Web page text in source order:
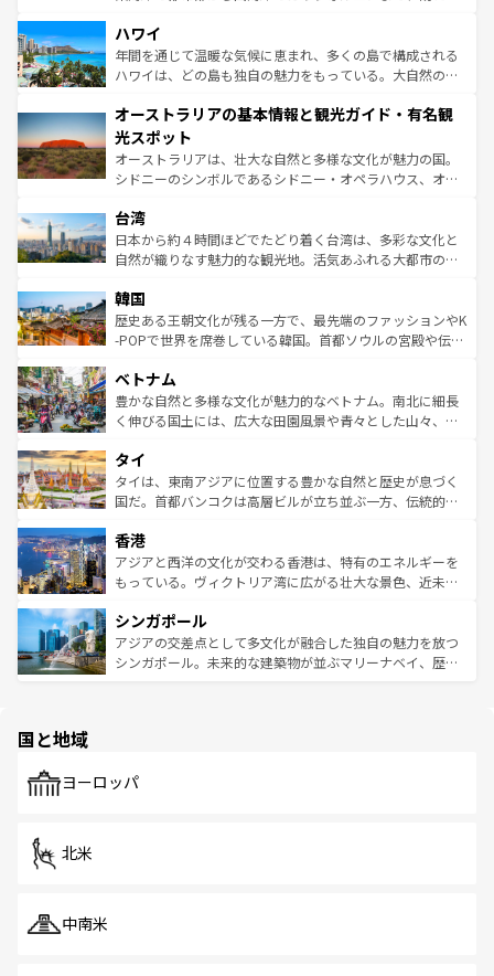
着のスイス情報は
のような巨大都市は、観光、ショッピング、エンターテイ
ンメントが詰まった刺激的なスポットだ。一方、アメリカ
西部には大自然が広がり、グランドキャニオンやイエロー
部のニューオーリンズでは、音楽と美食が融合した独特の
文化が魅力。旅行者はアメリカの各地域で異なる魅力を楽
しみながら、その多様性と豊かな歴史を感じることができ
るだろう。車でのロードトリップや列車の旅も、アメリカ
情報は
ハワイ
年間を通じて温暖な気候に恵まれ、多くの島で構成される
ハワイは、どの島も独自の魅力をもっている。大自然の神
ワイ島は見逃せない。また、定番の観光地といえばオアフ
島だが、静かな自然を求めるならマウイ島やカウアイ島が
おすすめ。エメラルドグリーンに輝く海をはじめ、豊かな
文化や歴史が息づいている。「アロハスピリット」と呼ば
人々、おいしいローカルフードやハワイアンミュージッ
ク、伝統的なフラダンスなど、すべてがハワイの魅力を彩
っている。訪れるたびに新しい発見と感動が待っているハ
はコンテンツ一覧
オーストラリアの基本情報と観光ガイド・有名観
光スポット
オーストラリアは、壮大な自然と多様な文化が魅力の国。
シドニーのシンボルであるシドニー・オペラハウス、オー
リアリーフや大陸中央部にそびえるウルル（エアーズロッ
ク）、タスマニアの美しい原生林やケアンズの熱帯雨林な
ど、見どころがたくさん。また、カフェやワイン、オージ
いる。アクティビティも充実しており、サーフィンやダイ
ビング、ハイキングなど、アウトドア好きにはたまらな
い。オーストラリアの多彩な魅力を存分に味わいつくそ
参照してほしい。
台湾
日本から約４時間ほどでたどり着く台湾は、多彩な文化と
自然が織りなす魅力的な観光地。活気あふれる大都市の台
ン）、静ひつな山岳地帯である台湾東部など、都市の喧騒
と山間の静けさが共存しており、訪れる人に新しい発見と
驚きをもたらしてくれる。また、奥深い台湾の食文化も魅
容にもいいと評判のスイーツなど、バラエティ豊かな料理
が味わえる。 なお、新着の台湾情報は コンテンツ一覧を参
照してほしい。
韓国
歴史ある王朝文化が残る一方で、最先端のファッションやK
-POPで世界を席巻している韓国。首都ソウルの宮殿や伝統
き、地方に足を延ばせば四季折々の自然美を楽しむことが
できる。そして、キムチや焼肉、絶品のストリートフード
まで、さまざまな韓国料理が待っている。夜には、韓国な
リティに包まれながら、韓国の多彩な魅力を心ゆくまで味
わってみてほしい。 なお、新着の韓国情報はコンテンツ一
覧を参照してほしい。
ベトナム
豊かな自然と多様な文化が魅力的なベトナム。南北に細長
く伸びる国土には、広大な田園風景や青々とした山々、世
急速な発展と共に伝統が息づく。ハノイの古い町並みやホ
ーチミン市のフランス統治時代の建物も、独特の雰囲気を
醸し出している。また、バラエティの豊かさとおいしさで
とつ。フォーやバインミー、ベトナムコーヒーなどは、ぜ
ひ現地で味わいたい。どの地域を訪れてもあたたかい人々
が旅行者を迎えてくれるので、きっと忘れられない旅にな
参照してほしい。
タイ
タイは、東南アジアに位置する豊かな自然と歴史が息づく
国だ。首都バンコクは高層ビルが立ち並ぶ一方、伝統的な
の活気が交差している。北部ではチェンマイなどの山岳地
帯で自然と触れ合い、南部ではプーケットやクラビの美し
いビーチでリゾート気分を楽しむことができる。タイ料理
激する。気候は一年中温暖で、どの季節にも異なる楽しみ
が待っている。親しみやすいタイの人々、仏教を中心とし
た文化、そして多様な観光資源が、訪れる旅人を魅了し続
香港
アジアと西洋の文化が交わる香港は、特有のエネルギーを
もっている。ヴィクトリア湾に広がる壮大な景色、近未来
み、どこを訪れても感動するはず。観光スポットが密集し
ており、効率よく見どころを回れるのも魅力。息をのむよ
うな絶景から文化的な体験まで、香港を存分に楽しみ尽く
シンガポール
アジアの交差点として多文化が融合した独自の魅力を放つ
シンガポール。未来的な建築物が並ぶマリーナベイ、歴史
で、ホーカーズは地元の風情を楽しめる外せないスポット
国と地域
ヨーロッパ
北米
中南米